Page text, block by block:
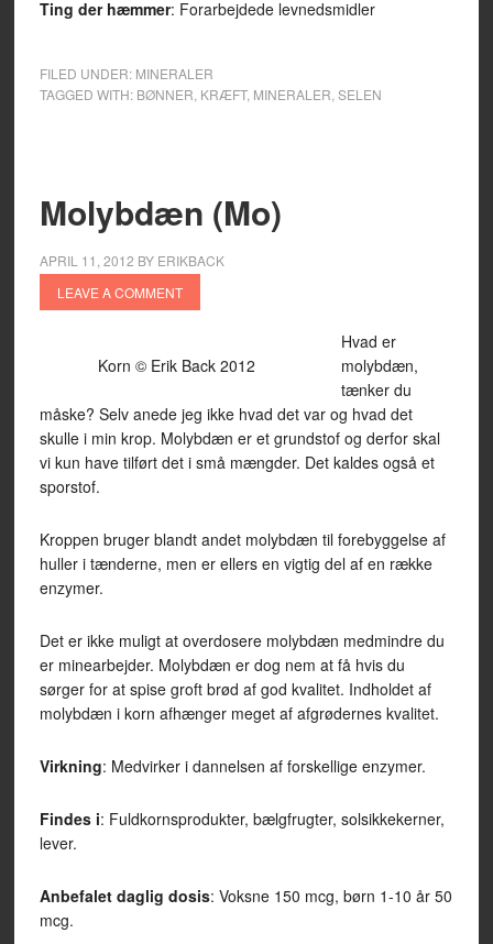
Ting der hæmmer: Forarbejdede levnedsmidler
FILED UNDER: MINERALER
TAGGED WITH: BØNNER KRÆFT, MINERALER SELEN
Molybdæn (Mo)
APRIL 11, 2012 BY ERIKBACK
LEAVE A COMMENT
Korn © Erik Back 2012
Hvad er
molybdæn,
tænker du
måske? Selv anede jeg ikke hvad det var og hvad det
skulle i min krop. Molybdæn er et grundstof og derfor skal
vi kun have tilført det i små mængder. Det kaldes også et
sporstof.
Kroppen bruger blandt andet molybdæn til forebyggelse af
huller i tænderne, men er ellers en vigtig del af en række
enzymer.
Det er ikke muligt at overdosere molybdæn medmindre du
er minearbejder. Molybdæn er dog nem at få hvis du
sørger for at spise groft brød af god kvalitet. Indholdet af
molybdæn i korn afhænger meget af afgrødernes kvalitet.
Virkning: Medvirker i dannelsen af forskellige enzymer.
Findes i: Fuldkornsprodukter, bælgfrugter, solsikkekerner,
lever.
Anbefalet daglig dosis: Voksne 150 mcg, børn 1-10 år 50
mcg.